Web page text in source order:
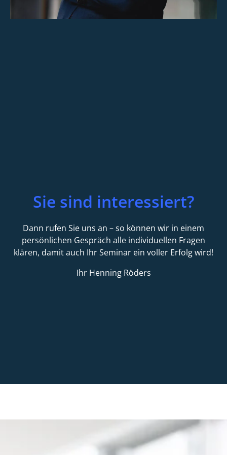
Sie sind interessiert?
Dann rufen Sie uns an – so können wir in einem
persönlichen Gespräch alle individuellen Fragen
klären, damit auch Ihr Seminar ein voller Erfolg wird!
Ihr Henning Röders